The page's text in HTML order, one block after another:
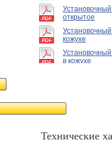
открытое
кожухе
в кожухе
Технические